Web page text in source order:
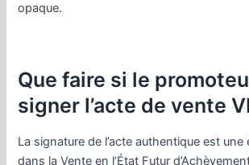
opaque.
Que faire si le
signer l’acte de vente
La signature de l’acte authentique est une
dans la Vente en l’État Futur